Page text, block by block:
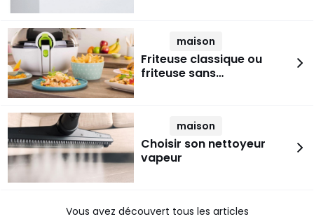
maison
Friteuse classique ou
friteuse sans…
maison
Choisir son nettoyeur
vapeur
Vous avez découvert tous les articles